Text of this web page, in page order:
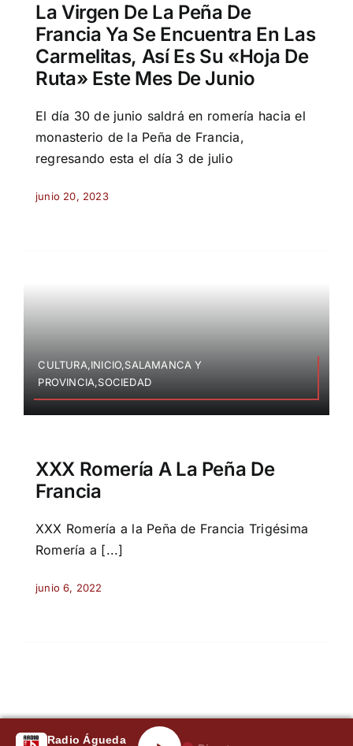
La Virgen De La Peña De
Francia Ya Se Encuentra En Las
Carmelitas, Así Es Su «hoja De
Ruta» Este Mes De Junio
El día 30 de junio saldrá en romería hacia el
monasterio de la Peña de Francia,
regresando esta el día 3 de julio
junio 20, 2023
CULTURA,INICIO,SALAMANCA Y
PROVINCIA,SOCIEDAD
XXX Romería A La Peña De
Francia
XXX Romería a la Peña de Francia Trigésima
Romería a [...]
junio 6, 2022
Radio Águeda